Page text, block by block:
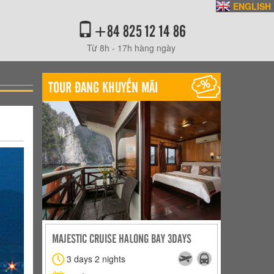
+84 825 12 14 86
Từ 8h - 17h hàng ngày
ENGLISH
TOUR ĐANG KHUYẾN MÃI
3DAYS CÙ LAO CHÀM
Trong ngày